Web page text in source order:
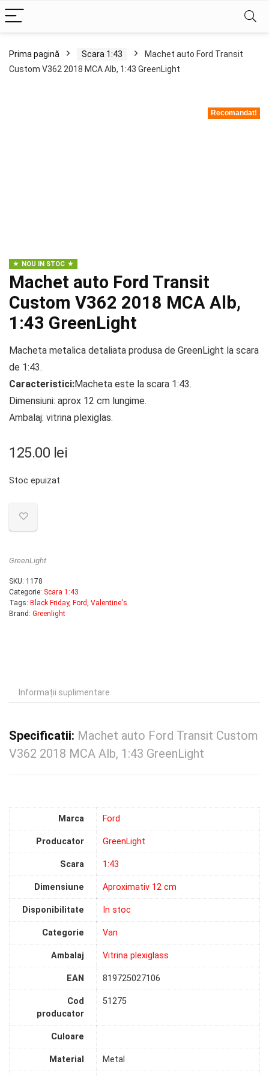
Prima pagină Scara 1:43
Machet auto Ford Transit
Custom V362 2018 MCA Alb, 1:43 GreenLight
Recomandat!
NOU IN STOC
Machet auto Ford Transit
Custom V362 2018 MCA Alb,
1:43 GreenLight
Macheta metalica detaliata produsa de GreenLight la scara
de 1:43.
Caracteristici:Macheta este la scara 1:43.
Dimensiuni: aprox 12 cm lungime.
Ambalaj: vitrina plexiglas.
125.00 lei
Stoc epuizat
GreenLight
SKU: 1178
Categorie: Scara 1:43
Tags: Black Friday, Ford, Valentine's
Brand: Greenlight
Informații suplimentare
Specificatii: Machet auto Ford Transit Custom
V362 2018 MCA Alb, 1:43 GreenLight
Marca Ford
Producator GreenLight
Scara 1:43
Dimensiune Aproximativ 12 cm
Disponibilitate In stoc
Categorie Van
Ambalaj Vitrina plexiglass
EAN 819725027106
Cod
producator
51275
Culoare
Material Metal